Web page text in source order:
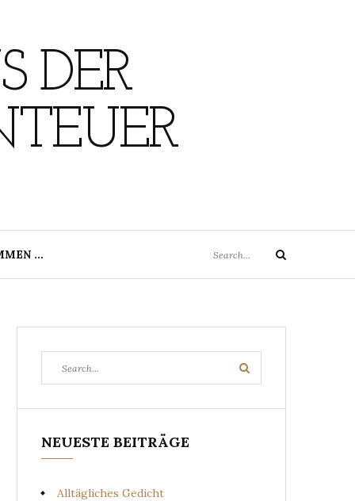
DER
…
for:
Search
for:
Search
NEUESTE BEITRÄGE
Alltägliches Gedicht